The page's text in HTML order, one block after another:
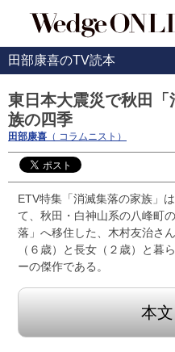
田部康喜のTV読本
東日本大震災で秋田
族の四季
田部康喜 （ コラムニスト）
ETV特集「消滅集落の家族」
て、秋田・白神山系の八峰町
落」へ移住した、木村友治さ
（６歳）と長女（２歳）と暮
ーの傑作である。
本